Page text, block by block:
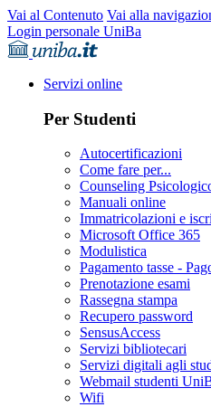
Vai al Contenuto Vai alla
Login personale UniBa
Servizi online
Per Studenti
Autocertificazioni
Come fare per...
Counseling
Manuali online
Immatricolazioni e
Microsoft Office 365
Modulistica
Pagamento tasse -
Prenotazione esami
Rassegna stampa
Recupero password
SensusAccess
Servizi bibliotecari
Servizi digitali agli
Webmail studenti
Wifi